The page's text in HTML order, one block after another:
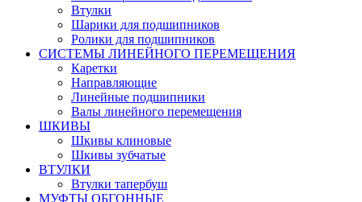
Втулки
Шарики для подшипников
Ролики для подшипников
СИСТЕМЫ ЛИНЕЙНОГО ПЕРЕМЕЩЕНИЯ
Каретки
Направляющие
Линейные подшипники
Валы линейного перемещения
ШКИВЫ
Шкивы клиновые
Шкивы зубчатые
ВТУЛКИ
Втулки тапербуш
МУФТЫ ОБГОННЫЕ